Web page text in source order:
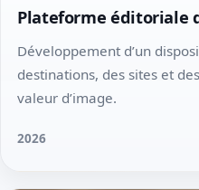
Plateforme éditoriale
Développement d’un
destinations, des sites et
valeur d’image.
2026